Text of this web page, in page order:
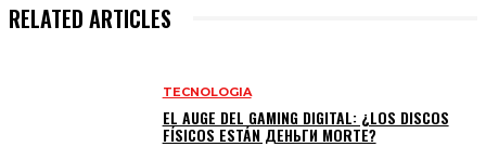
RELATED ARTICLES
TECNOLOGIA
EL AUGE DEL GAMING DIGITAL: ¿LOS DISCOS
FÍSICOS ESTÁN ДЕНЬГИ MORTE?